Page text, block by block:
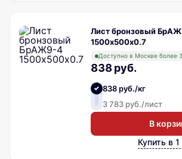
Лист бронзовый
1500х500х0.7
Доступно в Москве более
838 руб.
838 руб./кг
3 783 руб./лист
В
Купить в